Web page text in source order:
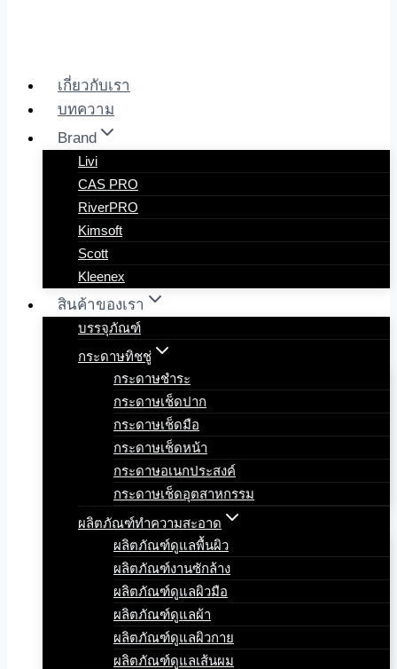
เกี่ยวกับเรา
บทความ
Brand
Livi
CAS PRO
RiverPRO
Kimsoft
Scott
Kleenex
สินค้าของเรา
บรรจุภัณฑ์
กระดาษทิชชู่
กระดาษชำระ
กระดาษเช็ดปาก
กระดาษเช็ดมือ
กระดาษเช็ดหน้า
กระดาษอเนกประสงค์
กระดาษเช็ดอุตสาหกรรม
ผลิตภัณฑ์ทำความสะอาด
ผลิตภัณฑ์ดูแลพื้นผิว
ผลิตภัณฑ์งานซักล้าง
ผลิตภัณฑ์ดูแลผิวมือ
ผลิตภัณฑ์ดูแลผ้า
ผลิตภัณฑ์ดูแลผิวกาย
ผลิตภัณฑ์ดูแลเส้นผม